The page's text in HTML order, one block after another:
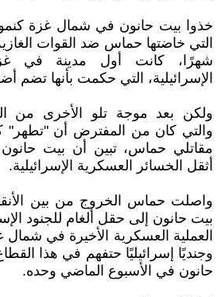
خذوا بيت حانون في شمال غزة
التي خاضتها حماس ضد القوات
شهرًا، كانت أول مدينة في
الإسرائيلية، التي حكمت بأنها تضم
ولكن بعد موجة تلو الأخرى من
والتي كان من المفترض أن "تطهر"
مقاتلي حماس، تبين أن بيت
أثقل الخسائر العسكرية الإسرائيلية.
واصلت حماس الخروج من بين
بيت حانون إلى حقل ألغام للجنود
حانون في الأسبوع الماضي وحده.